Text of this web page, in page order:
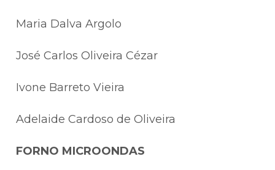
Maria Dalva Argolo
José Carlos Oliveira Cézar
Ivone Barreto Vieira
Adelaide Cardoso de Oliveira
FORNO MICROONDAS